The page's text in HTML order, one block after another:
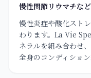
慢性関節リウマチな
慢性炎症や酸化スト
わります。La Vie
ネラルを組み合わせ
全身のコンディション